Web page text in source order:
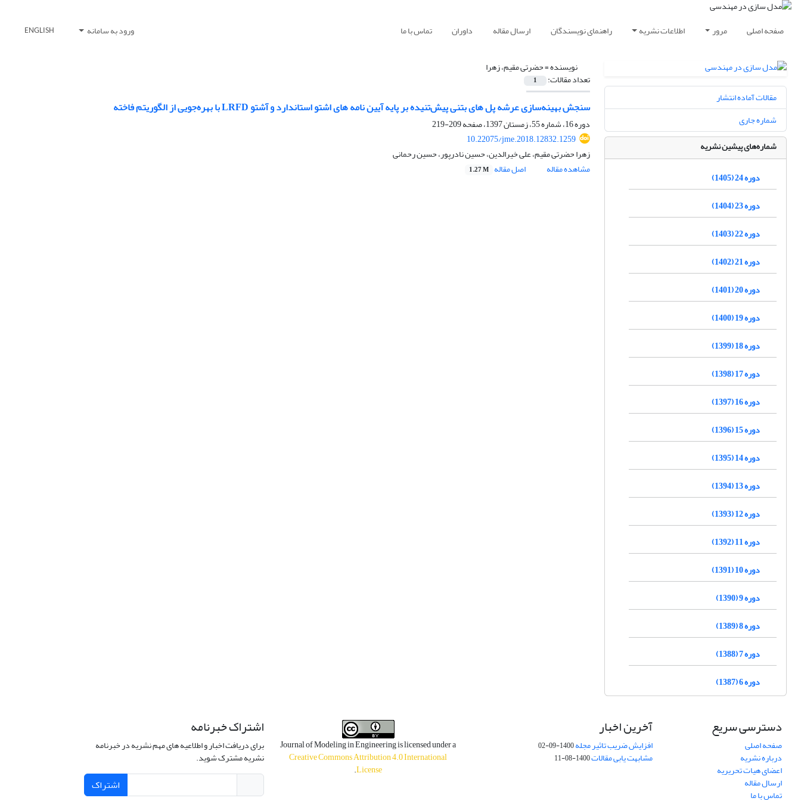
صفحه اصلی مرور اطلاعات نشریه راهنمای نویسندگان ارسال مقاله داوران تماس با ما ورود به سامانه ENGLISH
نویسنده =حضرتی مقیم، زهرا
تعداد مقالات: 1
سنجش بهینه‌سازی عرشه پل های بتنی پیش‌تنیده بر پایه آیین نامه های اشتو استاندارد و آشتو LRFD با بهره‌جویی از الگوریتم فاخته
دوره 16، شماره 55، زمستان 1397، صفحه
209-219
10.22075/jme.2018.12832.1259
زهرا حضرتی مقیم، علی خیرالدین، حسین نادرپور، حسین رحمانی
مشاهده مقاله
اصل مقاله 1.27 M
مقالات آماده انتشار
شماره جاری
شماره‌های پیشین نشریه
دوره 24 (1405)
دوره 23 (1404)
دوره 22 (1403)
دوره 21 (1402)
دوره 20 (1401)
دوره 19 (1400)
دوره 18 (1399)
دوره 17 (1398)
دوره 16 (1397)
دوره 15 (1396)
دوره 14 (1395)
دوره 13 (1394)
دوره 12 (1393)
دوره 11 (1392)
دوره 10 (1391)
دوره 9 (1390)
دوره 8 (1389)
دوره 7 (1388)
دوره 6 (1387)
دسترسی سریع
صفحه اصلی
درباره نشریه
اعضای هیات تحریریه
ارسال مقاله
تماس با ما
آخرین اخبار
افزایش ضریب تاثیر مجله1400-09-02
مشابهت یابی مقالات1400-08-11
Journal of Modeling in Engineering is licensed under a
Creative Commons Attribution 4.0 International
License
.
اشتراک خبرنامه
برای دریافت اخبار و اطلاعیه های مهم نشریه در خبرنامه
نشریه مشترک شوید.
اشتراک